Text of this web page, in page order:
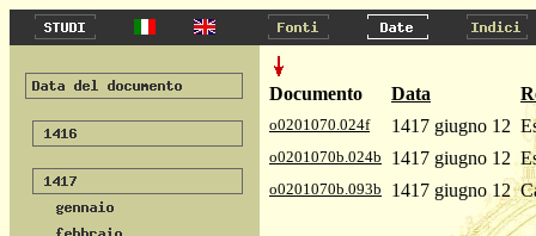
Documento Data
o0201070.024f 1417 giugno 12
o0201070b.024b 1417 giugno 12
o0201070b.093b 1417 giugno 12